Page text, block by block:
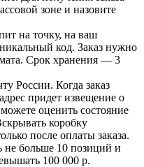
зоне и назовите
на точку, на ваш
код. Заказ нужно
Срок хранения — 3
России. Когда заказ
придет извещение о
оценить состояние
коробку
после оплаты заказа.
не больше 10 позиций и
100 000 р.